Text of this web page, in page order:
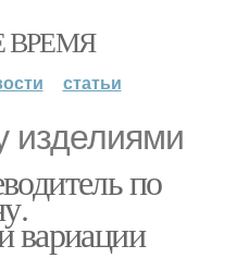
ВРЕМЯ
статьи
изделиями
по
вариации